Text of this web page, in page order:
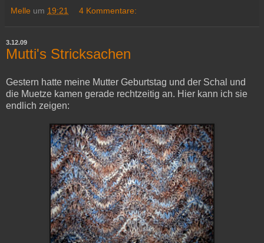
Melle um 19:21 4 Kommentare:
3.12.09
Mutti's Stricksachen
Gestern hatte meine Mutter Geburtstag und der Schal und
die Muetze kamen gerade rechtzeitig an. Hier kann ich sie
endlich zeigen: